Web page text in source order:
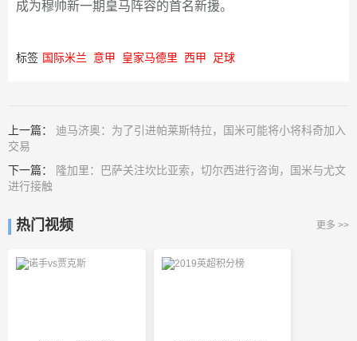
成为穆帅新一期皇马阵容的首名新援。
标签 国际米兰 意甲 皇家马德里 西甲 足球
上一篇： 迪马济奥：为了引进帕莱斯特拉，国米可能将小将科奇加入
交易
下一篇：
隆加里：巴萨关注坎比亚索，切尔西进行咨询，国米与尤文
进行接触
热门视频 更多 >>